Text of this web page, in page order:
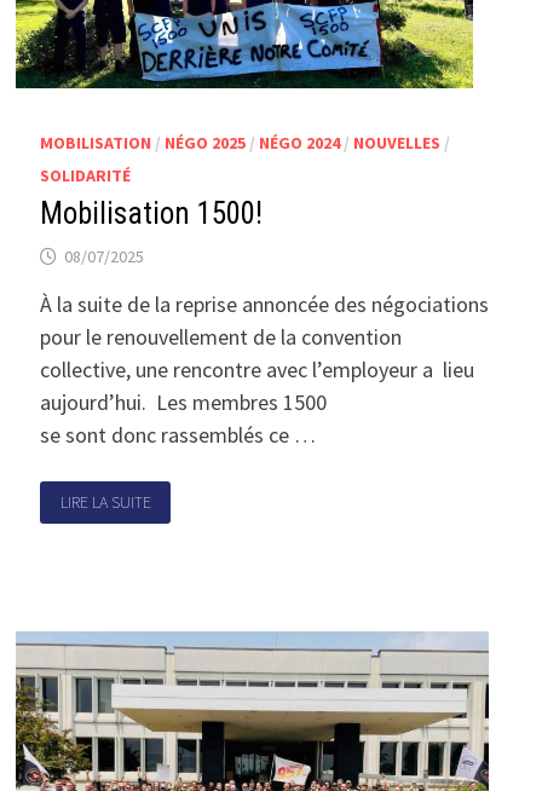
MOBILISATION / NÉGO 2025/ NÉGO 2024/ NOUVELLES /
SOLIDARITÉ
Mobilisation 1500!
08/07/2025
À la suite de la reprise annoncée des négociations
pour le renouvellement de la convention
collective, une rencontre avec l’employeur a lieu
aujourd’hui. Les membres 1500
se sont donc rassemblés ce …
LIRE LA SUITE